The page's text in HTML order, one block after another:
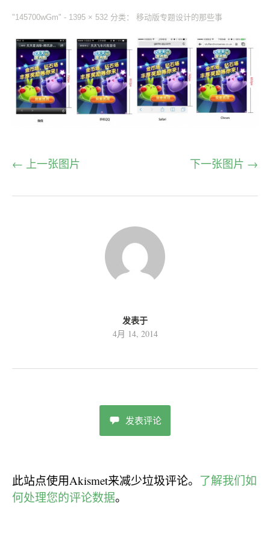
"145700wGm" - 1395 × 532 分类： 移动版专题设计的那些事
← 上一张图片 下一张图片 →
发表于
4月 14, 2014
发表评论
此站点使用Akismet来减少垃圾评论。 了解我们如
何处理您的评论数据。